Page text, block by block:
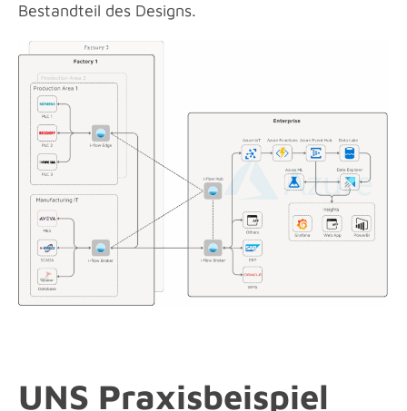
Bestandteil des Designs.
UNS Praxisbeispiel